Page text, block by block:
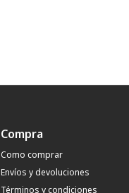
Compra
Como comprar
Envíos y devoluciones
Términos y condiciones